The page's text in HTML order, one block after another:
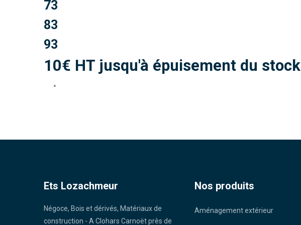
73
83
93
10€ HT jusqu'à épuisement du stock
Ets Lozachmeur
Négoce, Bois et dérivés, Matériaux de
construction - A Clohars Carnoët près de
Nos produits
Aménagement extérieur